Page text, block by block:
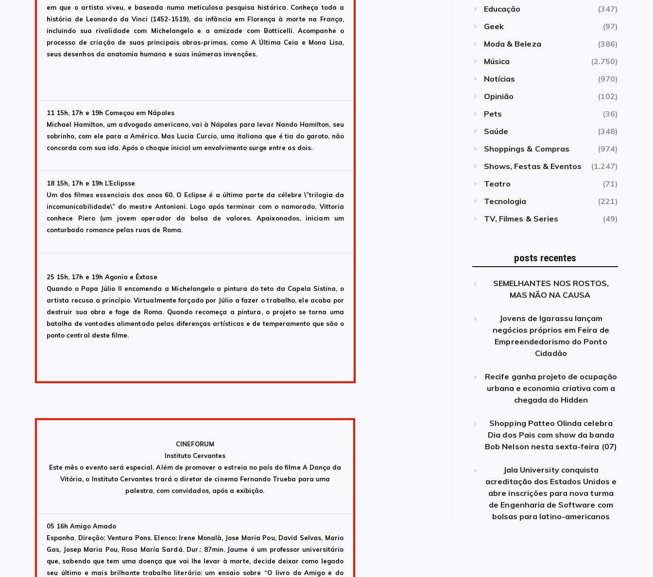
em que o artista viveu, e baseada numa meticulosa pesquisa histórica. Conheça toda a
história de Leonardo da Vinci (1452-1519), da infância em Florença à morte na França,
incluindo sua rivalidade com Michelangelo e a amizade com Botticelli. Acompanhe o
processo de criação de suas principais obras-primas, como A Última Ceia e Mona Lisa,
seus desenhos da anatomia humana e suas inúmeras invenções.
11 15h, 17h e 19h Começou em Nápoles
Michael Hamilton, um advogado americano, vai à Nápoles para levar Nando Hamilton, seu
sobrinho, com ele para a América. Mas Lucia Curcio, uma italiana que é tia do garoto, não
concorda com sua ida. Após o choque inicial um envolvimento surge entre os dois.
18 15h, 17h e 19h L’Eclipsse
Um dos filmes essenciais dos anos 60, O Eclipse é a última parte da célebre \”trilogia da
incomunicabilidade\” do mestre Antonioni. Logo após terminar com o namorado, Vittoria
conhece Piero (um jovem operador da bolsa de valores. Apaixonados, iniciam um
conturbado romance pelas ruas de Roma.
25 15h, 17h e 19h Agonia e Êxtase
Quando o Papa Júlio II encomenda a Michelangelo a pintura do teto da Capela Sistina, o
artista recusa a princípio. Virtualmente forçado por Júlio a fazer o trabalho, ele acaba por
destruir sua obra e foge de Roma. Quando recomeça a pintura, o projeto se torna uma
batalha de vontades alimentada pelas diferenças artísticas e de temperamento que são o
ponto central deste filme.
CINEFORUM
Instituto Cervantes
Este mês o evento será especial. Além de promover a estreia no país do filme A Dança da
Vitória, o Instituto Cervantes trará o diretor de cinema Fernando Trueba para uma
palestra, com convidados, após a exibição.
05 16hAmigo Amado
Espanha. Direção: Ventura Pons. Elenco: Irene Monalà, Jose Maria Pou, David Selvas, Mario
Gas, Josep Maria Pou, Rosa María Sardá. Dur.: 87min. Jaume é um professor universitário
que, sabendo que tem uma doença que vai lhe levar à morte, decide deixar como legado
seu último e mais brilhante trabalho literário: um ensaio sobre “O livro do Amigo e do
Educação
(347)
Geek
(97)
Moda & Beleza
(386)
Música
(2.750)
Notícias
(970)
Opinião
(102)
Pets
(36)
Saúde
(348)
Shoppings & Compras
(974)
Shows, Festas & Eventos
(1.247)
Teatro
(71)
Tecnologia
(221)
TV, Filmes & Series
(49)
posts recentes
SEMELHANTES NOS ROSTOS,
MAS NÃO NA CAUSA
Jovens de Igarassu lançam
negócios próprios em Feira de
Empreendedorismo do Ponto
Cidadão
Recife ganha projeto de ocupação
urbana e economia criativa com a
chegada do Hidden
Shopping Patteo Olinda celebra
Dia dos Pais com show da banda
Bob Nelson nesta sexta-feira (07)
Jala University conquista
acreditação dos Estados Unidos e
abre inscrições para nova turma
de Engenharia de Software com
bolsas para latino-americanos